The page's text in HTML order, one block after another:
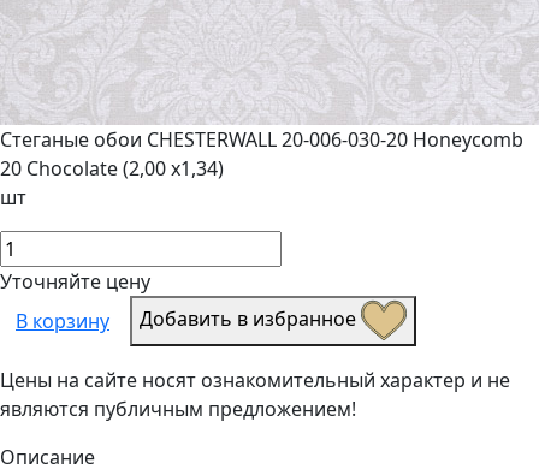
Стеганые обои CHESTERWALL 20-006-030-20 Honeycomb
20 Chocolate (2,00 х1,34)
шт
Уточняйте цену
В корзину
Добавить в избранное
Цены на сайте носят ознакомительный характер и не
являются публичным предложением!
Описание